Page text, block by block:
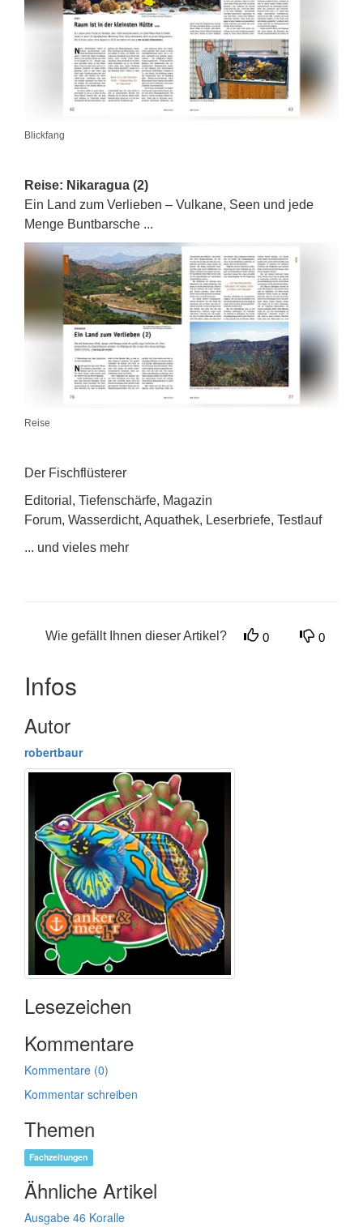
Blickfang
Reise: Nikaragua (2)
Ein Land zum Verlieben – Vulkane, Seen und jede
Menge Buntbarsche ...
Reise
Der Fischflüsterer
Editorial, Tiefenschärfe, Magazin
Forum, Wasserdicht, Aquathek, Leserbriefe, Testlauf
... und vieles mehr
Wie gefällt Ihnen dieser Artikel? 0 0
Infos
Autor
robertbaur
Lesezeichen
Kommentare
Kommentare (0)
Kommentar schreiben
Themen
Fachzeitungen
Ähnliche Artikel
Ausgabe 46 Koralle